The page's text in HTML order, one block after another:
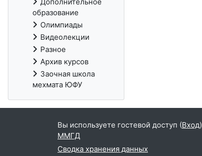
образование
Олимпиады
Видеолекции
Разное
Архив курсов
Заочная школа
мехмата ЮФУ
Вы используете гостевой доступ (Вход)
ММГД
Сводка хранения данных